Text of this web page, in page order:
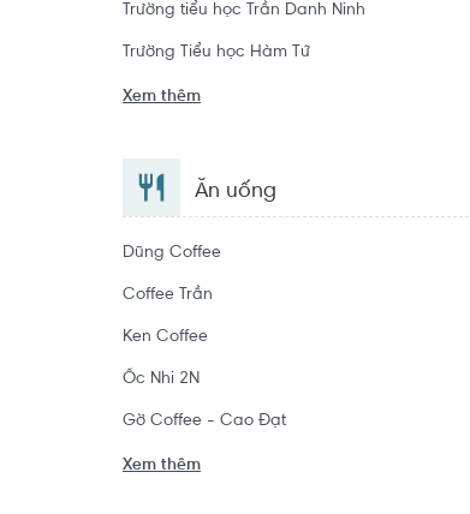
Trường tiểu học Trần Danh Ninh
Trường Tiểu học Hàm Tử
Xem thêm
Ăn uống
Dũng Coffee
Coffee Trần
Ken Coffee
Ốc Nhi 2N
Gờ Coffee - Cao Đạt
Xem thêm